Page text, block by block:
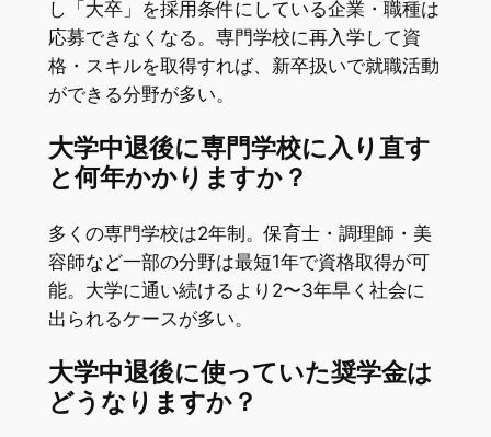
し「大卒」を採用条件にしている企業・職種は
応募できなくなる。専門学校に再入学して資
格・スキルを取得すれば、新卒扱いで就職活動
ができる分野が多い。
大学中退後に専門学校に入り直す
と何年かかりますか？
多くの専門学校は2年制。保育士・調理師・美
容師など一部の分野は最短1年で資格取得が可
能。大学に通い続けるより2〜3年早く社会に
出られるケースが多い。
大学中退後に使っていた奨学金は
どうなりますか？